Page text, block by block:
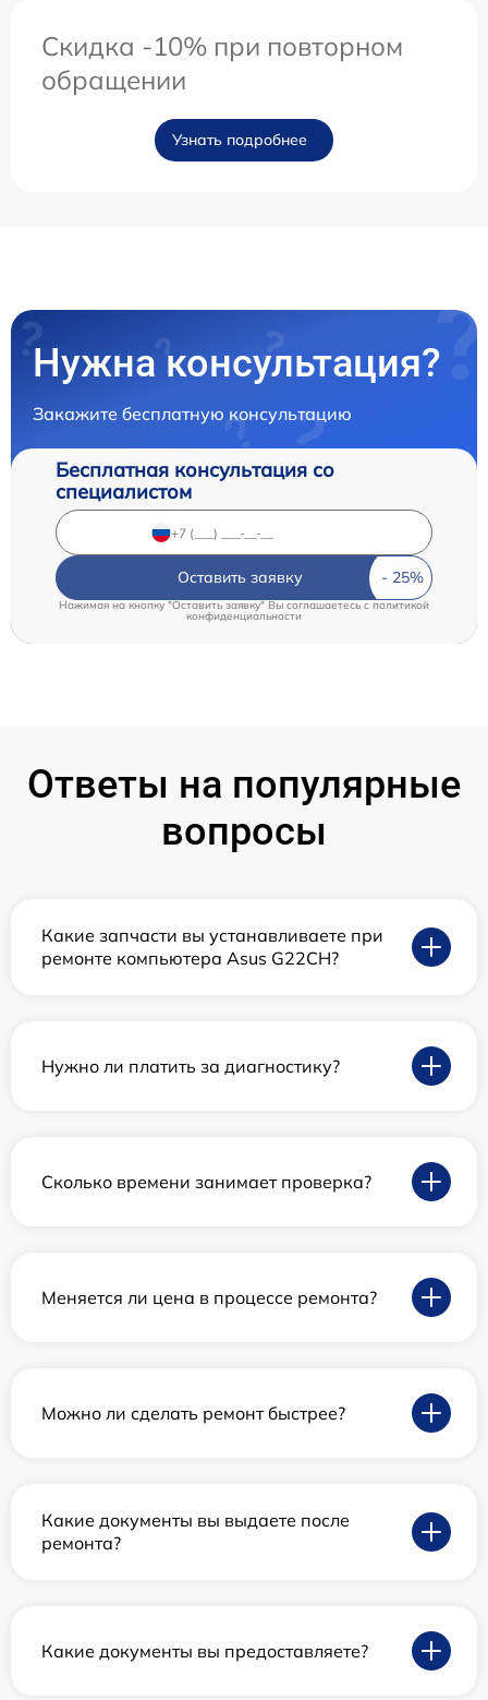
Скидка -10% при повторном
обращении
Узнать подробнее
Нужна консультация?
Закажите бесплатную консультацию
Бесплатная консультация со
специалистом
Оставить заявку
Нажимая на кнопку "Оставить заявку" Вы соглашаетесь c политикой
конфиденциальности
Ответы на популярные
вопросы
Какие запчасти вы устанавливаете при
ремонте компьютера Asus G22CH?
Нужно ли платить за диагностику?
Сколько времени занимает проверка?
Меняется ли цена в процессе ремонта?
Можно ли сделать ремонт быстрее?
Какие документы вы выдаете после
ремонта?
Какие документы вы предоставляете?